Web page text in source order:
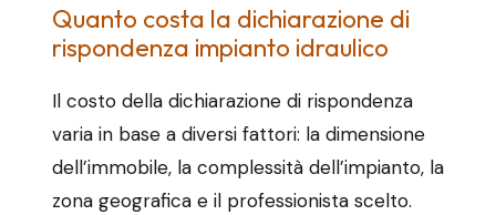
Quanto costa la dichiarazione di
rispondenza impianto idraulico
Il costo della dichiarazione di rispondenza
varia in base a diversi fattori: la dimensione
dell’immobile, la complessità dell’impianto, la
zona geografica e il professionista scelto.